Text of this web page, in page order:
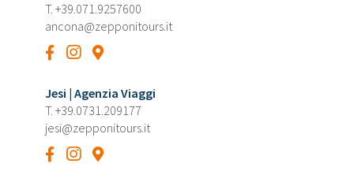
T. +39.071.9257600
ancona@zepponitours.it
Jesi | Agenzia Viaggi
T. +39.0731.209177
jesi@zepponitours.it